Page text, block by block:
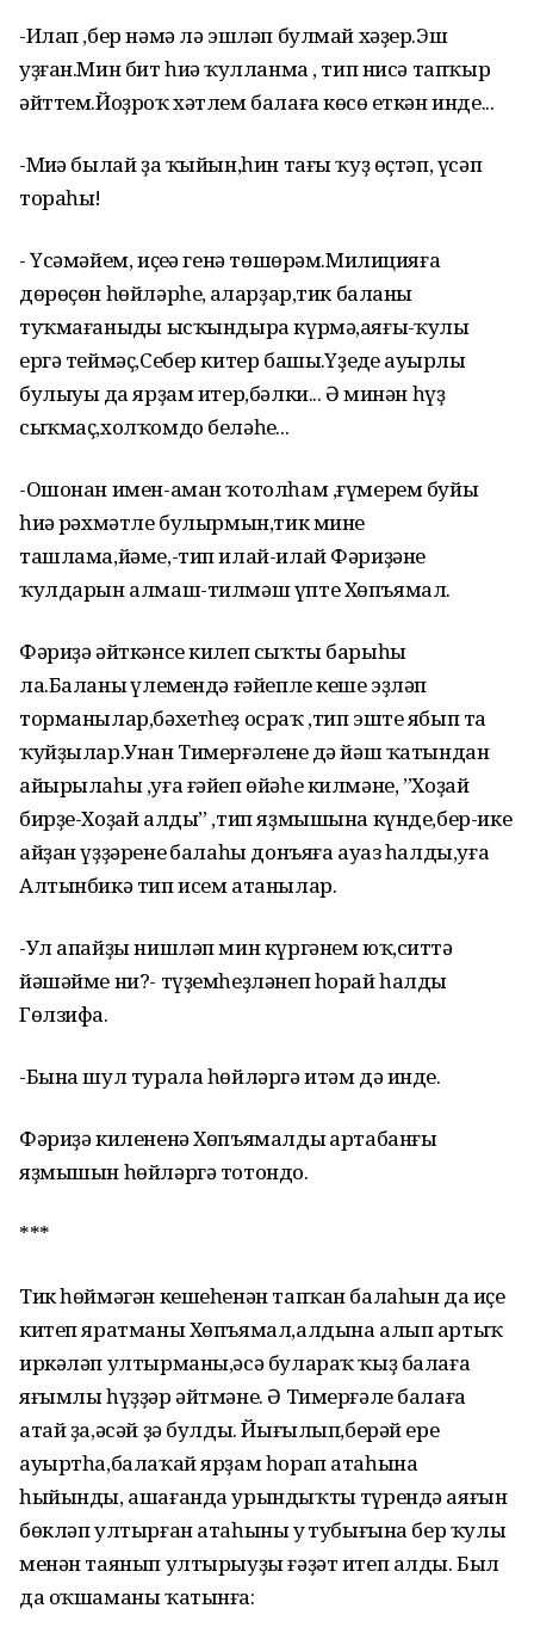
-Илап ,бер нәмә лә эшләп булмай хәҙер.Эш
уҙған.Мин бит һиңә ҡулланма , тип нисә тапҡыр
әйттем.Йоҙроҡ хәтлем балаға көсөң еткән инде...
-Миңә былай ҙа ҡыйын,һин тағы ҡуҙ өҫтәп, үсәп
тораһың!
- Үсәмәйем, иҫеңә генә төшөрәм.Милицияға
дөрөҫөн һөйләрһең, аңларҙар,тик баланы
туҡмағаныңды ысҡындыра күрмә,аяғың-ҡулың
ергә теймәҫ,Себер китер башың.Үҙеңдең ауырлы
булыуың да ярҙам итер,бәлки... Ә минән һүҙ
сыҡмаҫ,холҡомдо беләһең...
-Ошонан имен-аман ҡотолһам ,ғүмерем буйы
һиңә рәхмәтле булырмын,тик мине
ташлама,йәме,-тип илай-илай Фәриҙәнең
ҡулдарын алмаш-тилмәш үпте Хөпъямал.
Фәриҙә әйткәнсе килеп сыҡты барыһы
ла.Баланың үлемендә ғәйепле кеше эҙләп
торманылар,бәхетһеҙ осраҡ ,тип эште ябып та
ҡуйҙылар.Унан Тимерғәленең дә йәш ҡатындан
айырылаһы ,уға ғәйеп өйәһе килмәне, ”Хоҙай
бирҙе-Хоҙай алды” ,тип яҙмышына күнде,бер-ике
айҙан үҙҙәренең балаһы донъяға ауаз һалды,уға
Алтынбикә тип исем атанылар.
-Ул апайҙы нишләп мин күргәнем юҡ,ситтә
йәшәйме ни?- түҙемһеҙләнеп һорай һалды
Гөлзифа.
-Бына шул турала һөйләргә итәм дә инде.
Фәриҙә килененә Хөпъямалдың артабанғы
яҙмышын һөйләргә тотондо.
***
Тик һөймәгән кешеһенән тапҡан балаһын да иҫе
китеп яратманы Хөпъямал,алдына алып артыҡ
иркәләп ултырманы,әсә булараҡ ҡыҙ балаға
яғымлы һүҙҙәр әйтмәне. Ә Тимерғәле балаға
атай ҙа,әсәй ҙә булды. Йығылып,берәй ере
ауыртһа,балаҡай ярҙам һорап атаһына
һыйынды, ашағанда урындыҡтың түрендә аяғын
бөкләп ултырған атаһының уң тубығына бер ҡулы
менән таянып ултырыуҙы ғәҙәт итеп алды. Был
да оҡшаманы ҡатынға: